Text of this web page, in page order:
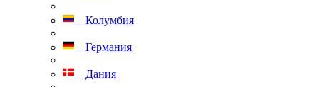
Колумбия
Германия
Дания